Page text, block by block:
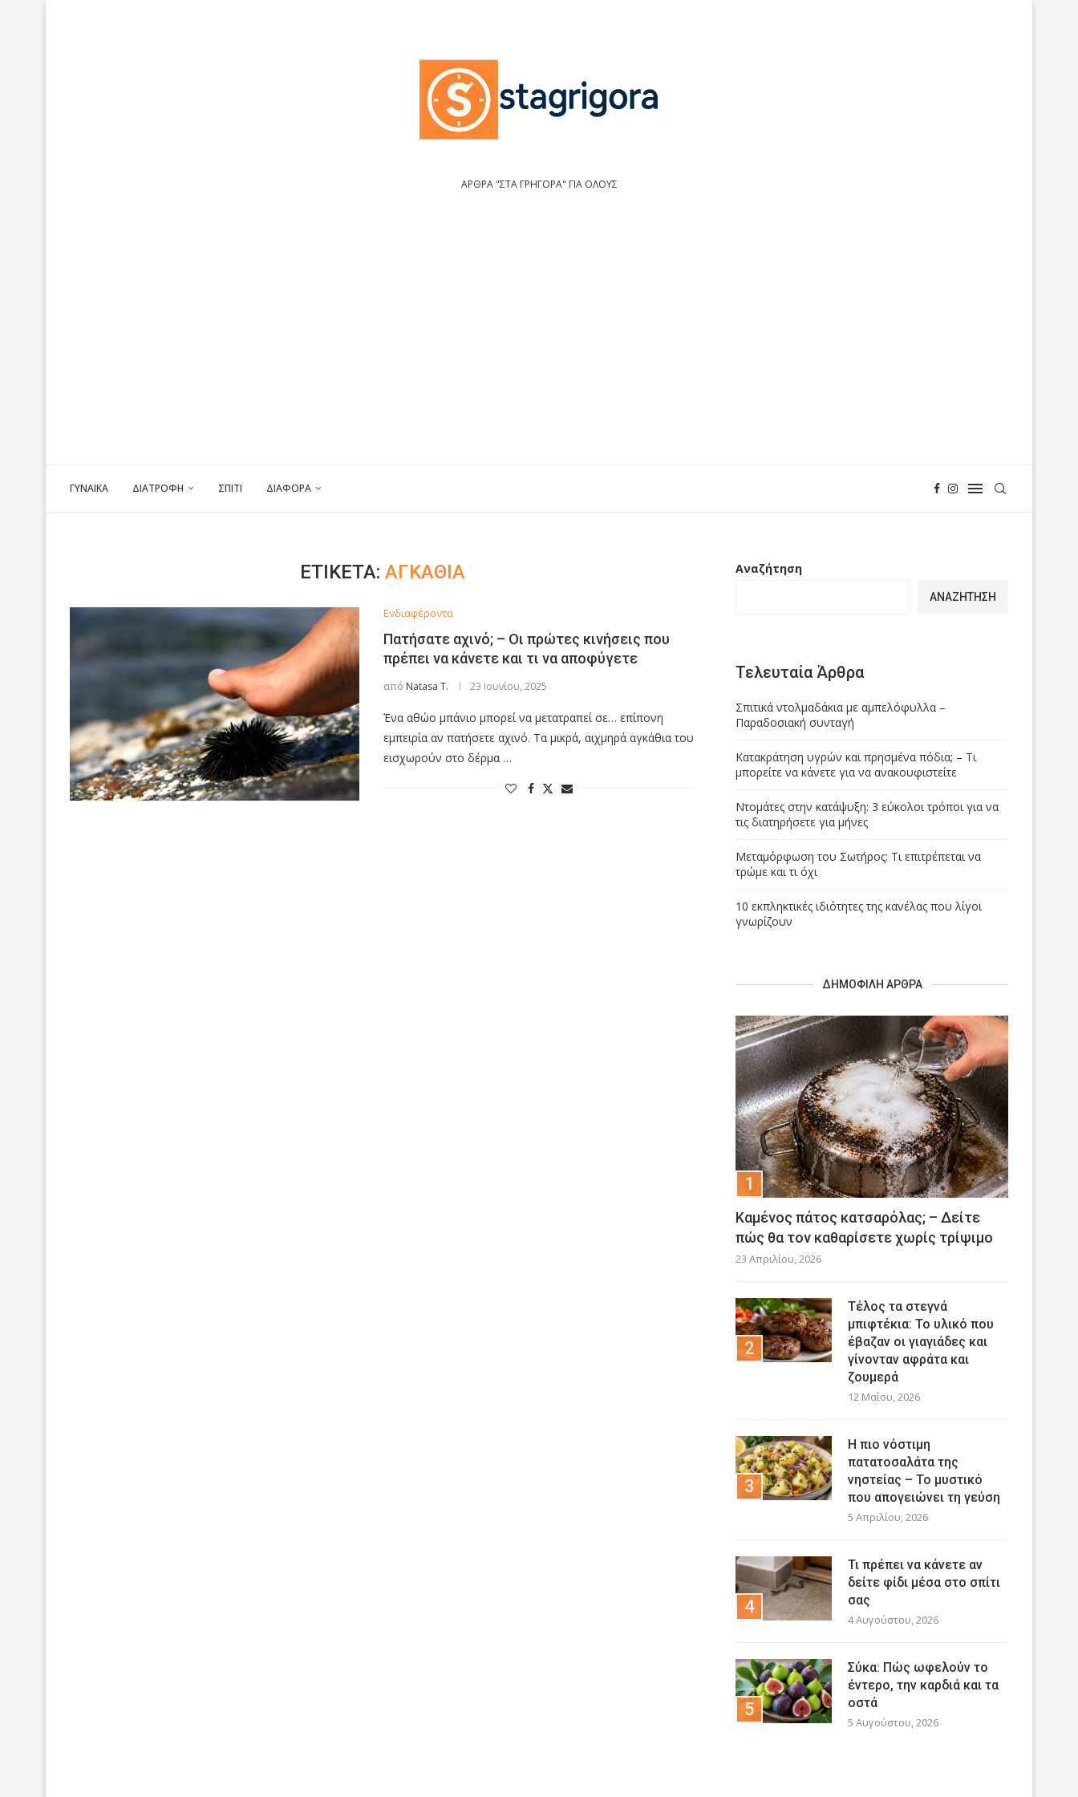
ΑΡΘΡΑ "ΣΤΑ ΓΡΗΓΟΡΑ" ΓΙΑ ΟΛΟΥΣ
ΓΥΝΑΙΚΑ ΔΙΑΤΡΟΦΗ ΣΠΙΤΙ ΔΙΑΦΟΡΑ
ΕΤΙΚΈΤΑ: ΑΓΚΆΘΙΑ
Ενδιαφέροντα
Πατήσατε αχινό; – Οι πρώτες κινήσεις που
πρέπει να κάνετε και τι να αποφύγετε
από Natasa T. 23 Ιουνίου, 2025
Ένα αθώο μπάνιο μπορεί να μετατραπεί σε… επίπονη
εμπειρία αν πατήσετε αχινό. Τα μικρά, αιχμηρά αγκάθια του
εισχωρούν στο δέρμα …
Αναζήτηση
ΑΝΑΖΉΤΗΣΗ
Τελευταία Άρθρα
Σπιτικά ντολμαδάκια με αμπελόφυλλα –
Παραδοσιακή συνταγή
Κατακράτηση υγρών και πρησμένα πόδια; – Τι
μπορείτε να κάνετε για να ανακουφιστείτε
Ντομάτες στην κατάψυξη: 3 εύκολοι τρόποι για να
τις διατηρήσετε για μήνες
Μεταμόρφωση του Σωτήρος: Τι επιτρέπεται να
τρώμε και τι όχι
10 εκπληκτικές ιδιότητες της κανέλας που λίγοι
γνωρίζουν
ΔΗΜΟΦΙΛΉ ΆΡΘΡΑ
Καμένος πάτος κατσαρόλας; – Δείτε
πώς θα τον καθαρίσετε χωρίς τρίψιμο
23 Απριλίου, 2026
Τέλος τα στεγνά
μπιφτέκια: Το υλικό που
έβαζαν οι γιαγιάδες και
γίνονταν αφράτα και
ζουμερά
12 Μαΐου, 2026
Η πιο νόστιμη
πατατοσαλάτα της
νηστείας – Το μυστικό
που απογειώνει τη γεύση
5 Απριλίου, 2026
Τι πρέπει να κάνετε αν
δείτε φίδι μέσα στο σπίτι
σας
4 Αυγούστου, 2026
Σύκα: Πώς ωφελούν το
έντερο, την καρδιά και τα
οστά
5 Αυγούστου, 2026